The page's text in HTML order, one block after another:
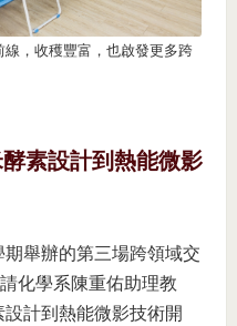
，收穫豐富，也啟發更多跨
素設計到熱能微影
舉辦的第三場跨領域交
化學系陳重佑助理教
計到熱能微影技術開